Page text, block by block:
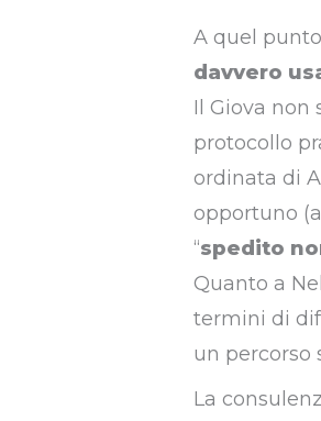
A quel
davvero
Il Giova non
protocollo
ordinata di
opportuno
“spedito
Quanto a
termini di
un percorso
La